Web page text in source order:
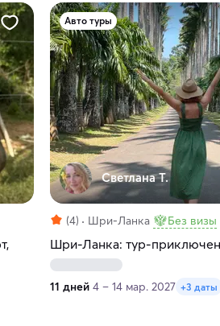
Авто туры
Светлана Т.
(4) Шри-Ланка Без визы
Шри-Ланка: тур-
11 дней 4 – 14 мар. 2027 +3 даты